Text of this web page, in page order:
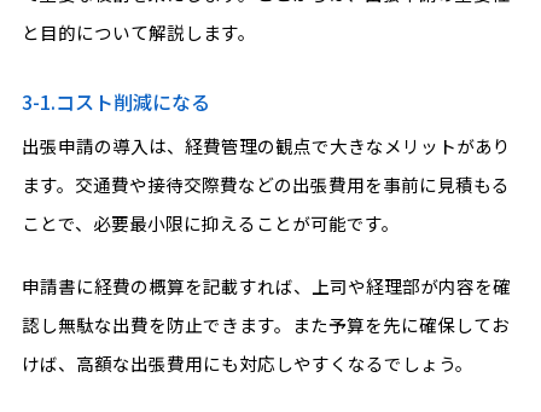
と目的について解説します。
3-1.コスト削減になる
出張申請の導入は、経費管理の観点で大きなメリットがあり
ます。交通費や接待交際費などの出張費用を事前に見積もる
ことで、必要最小限に抑えることが可能です。
申請書に経費の概算を記載すれば、上司や経理部が内容を確
認し無駄な出費を防止できます。また予算を先に確保してお
けば、高額な出張費用にも対応しやすくなるでしょう。